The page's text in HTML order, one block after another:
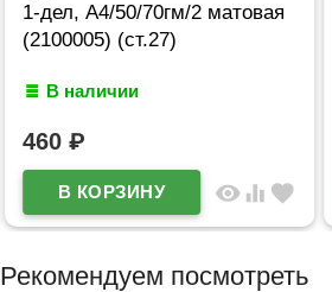
1-дел, А4/50/70гм/2 матовая
(2100005) (ст.27)
В наличии
460 ₽
visibility equalizer favorite
Рекомендуем посмотреть